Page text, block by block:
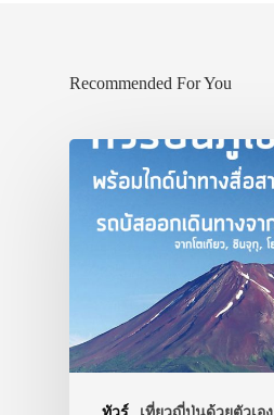
Recommended For You